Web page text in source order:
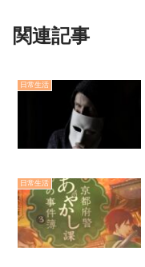
関連記事
日常生活
日常生活